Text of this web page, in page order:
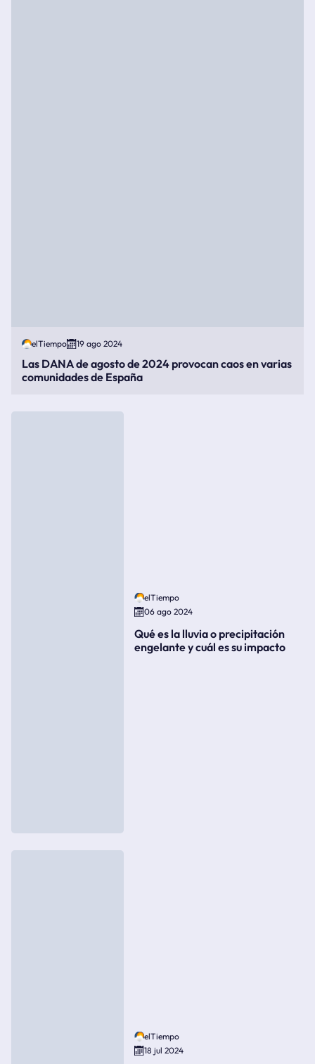
elTiempo 19 ago 2024
Las DANA de agosto de 2024 provocan caos en varias
comunidades de España
elTiempo
06 ago 2024
Qué es la lluvia o precipitación
engelante y cuál es su impacto
elTiempo
18 jul 2024